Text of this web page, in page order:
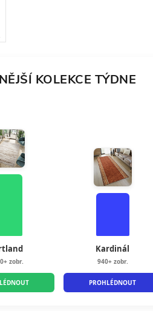
KOLEKCE TÝDNE
zobr.
Kardinál
940+ zobr.
PROHLÉDNOUT